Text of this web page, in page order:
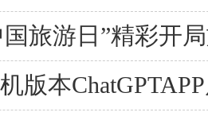
旅游日”精彩开
版本